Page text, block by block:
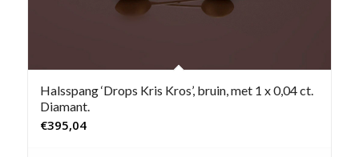
Halsspang ‘Drops Kris Kros’, bruin, met 1 x 0,04 ct.
Diamant.
€395,04